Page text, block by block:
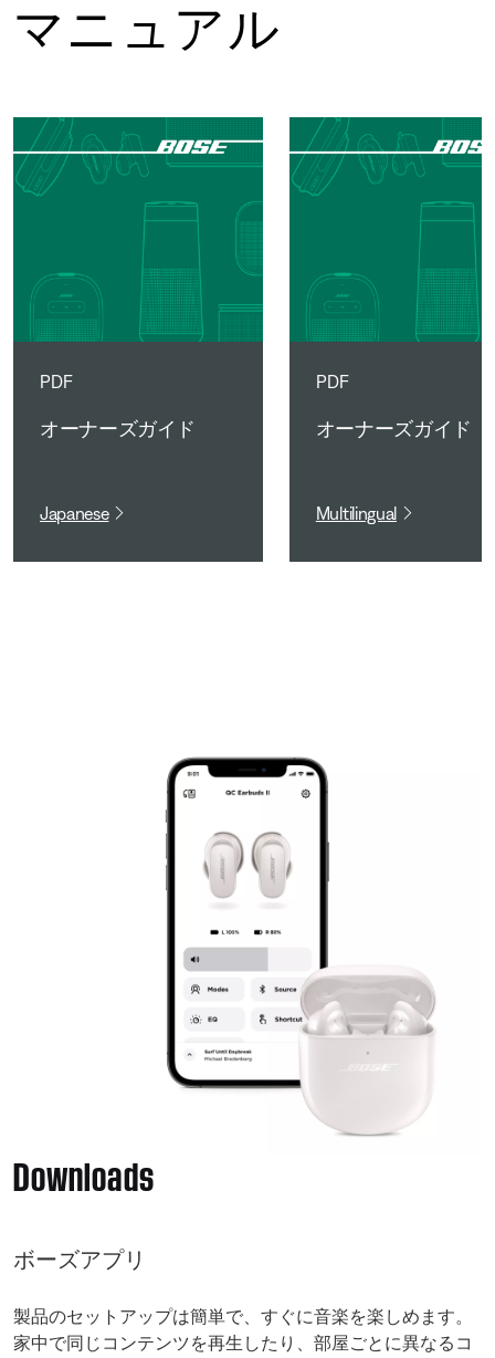
マニュアル
PDF
オーナーズガイド
Japanese
PDF
オーナーズガイド
Multilingual
Downloads
ボーズアプリ
製品のセットアップは簡単で、すぐに音楽を楽しめます。
家中で同じコンテンツを再生したり、部屋ごとに異なるコ